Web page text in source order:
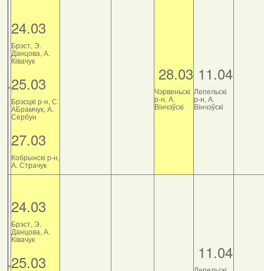
24.03
Брэст, Э.
Данцова, А.
Ківачук
25.03
Брэсцкі р-н, С.
АБрамчук, А.
Сербун
27.03
Кобрынскі р-н,
А. Страчук
28.03
Чэрвеньскі
р-н, А.
Вінчэўскі
11.04
Лепельскі
р-н, А.
Вінчэўскі
24.03
Брэст, Э.
Данцова, А.
Ківачук
25.03 11.04